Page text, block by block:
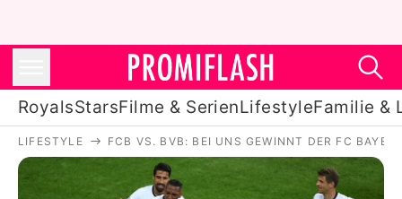
RoyalsStarsFilme & SerienLifestyleFamilie &
Royals
LIFESTYLE FCB VS. BVB: BEI UNS GEWINNT DER FC